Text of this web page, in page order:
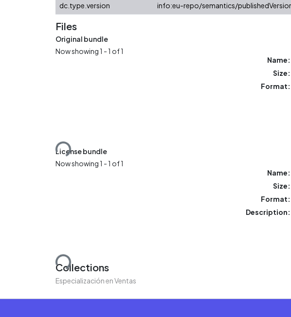
dc.type.version
info:eu-repo/semantics/
Files
Original bundle
Now showing1 - 1 of 1
Loading...
Name:
Size:
Format:
License bundle
Now showing1 - 1 of 1
Loading...
Name:
Size:
Format:
Description:
Collections
Especialización en Ventas